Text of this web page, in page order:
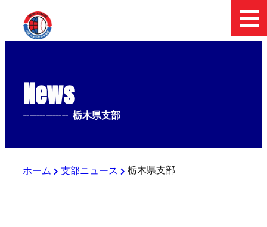
News
-------------- 栃木県支部
ホーム 支部ニュース 栃木県支部